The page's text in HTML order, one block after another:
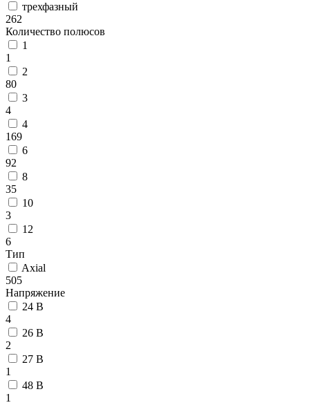
трехфазный
262
Количество полюсов
1
1
2
80
3
4
4
169
6
92
8
35
10
3
12
6
Тип
Axial
505
Напряжение
24 В
4
26 В
2
27 В
1
48 В
1